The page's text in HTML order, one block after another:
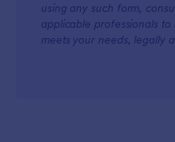
using any such form,
applicable professionals
meets your needs, legally